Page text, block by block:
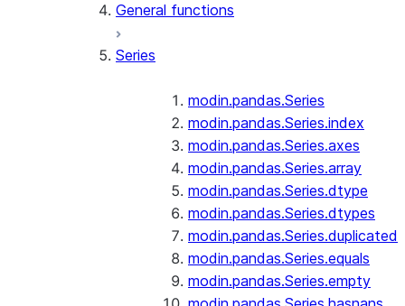
General functions
Series
modin.pandas.Series
modin.pandas.Series.index
modin.pandas.Series.axes
modin.pandas.Series.array
modin.pandas.Series.dtype
modin.pandas.Series.dtypes
modin.pandas.Series.duplicated
modin.pandas.Series.equals
modin.pandas.Series.empty